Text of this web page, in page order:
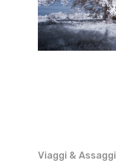
Viaggi & Assaggi